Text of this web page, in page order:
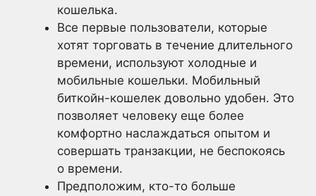
кошелька.
Все первые пользователи, которые
хотят торговать в течение длительного
времени, используют холодные и
мобильные кошельки. Мобильный
биткойн-кошелек довольно удобен. Это
позволяет человеку еще более
комфортно наслаждаться опытом и
совершать транзакции, не беспокоясь
о времени.
Предположим, кто-то больше